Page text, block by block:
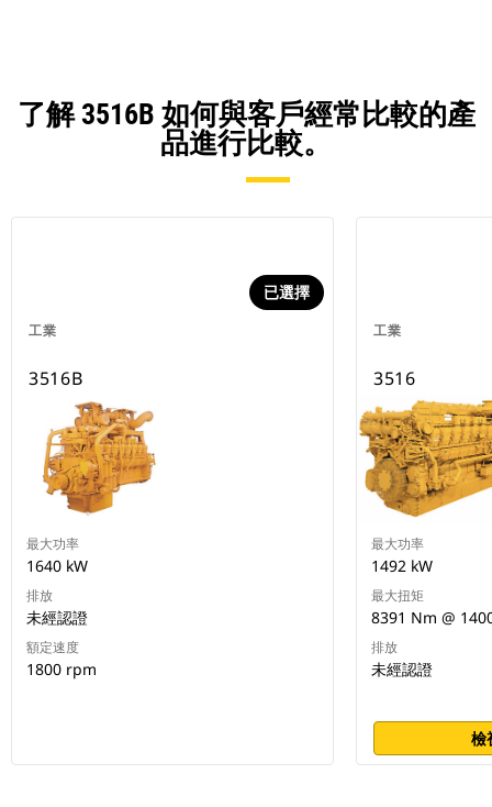
了解 3516B 如何與客戶經常比較的產
品進行比較。
工業
已選擇
3516B
最大功率
1640 kW
排放
未經認證
額定速度
1800 rpm
工業
3516
最大功率
1492 kW
最大扭矩
8391 Nm @
排放
未經認證
檢